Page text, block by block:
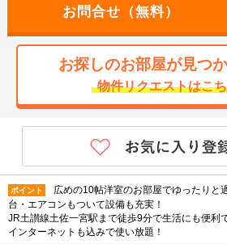
お探しのお部屋が見つ
物件リクエストはこ
ポイント
広めの10帖洋室のお部屋でゆったりと
台・エアコンもついて設備も充実！
JR土讃線土佐一宮駅まで徒歩9分で生活にも便利で
インターネットも込みで使い放題！